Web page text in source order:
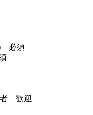
) 必須
者 歓迎